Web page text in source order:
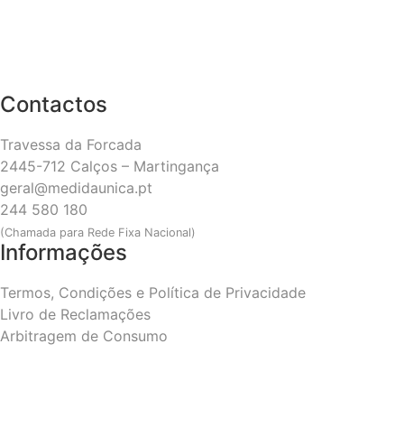
Contactos
Travessa da Forcada
2445-712 Calços – Martingança
geral@medidaunica.pt
244 580 180
(Chamada para Rede Fixa Nacional)
Informações
Termos, Condições e Política de Privacidade
Livro de Reclamações
Arbitragem de Consumo